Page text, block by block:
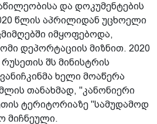
და დოკუმენტების
წლის აპრილიდან უცხოელი
იმყოფებოდა,
დეპორტაციის მიზნით. 2020
შს მინისტრის
ხელი მოაწერა
თანახმად, "კანონიერი
ტერიტორიაზე "სამუდამოდ
მიჩნეული.